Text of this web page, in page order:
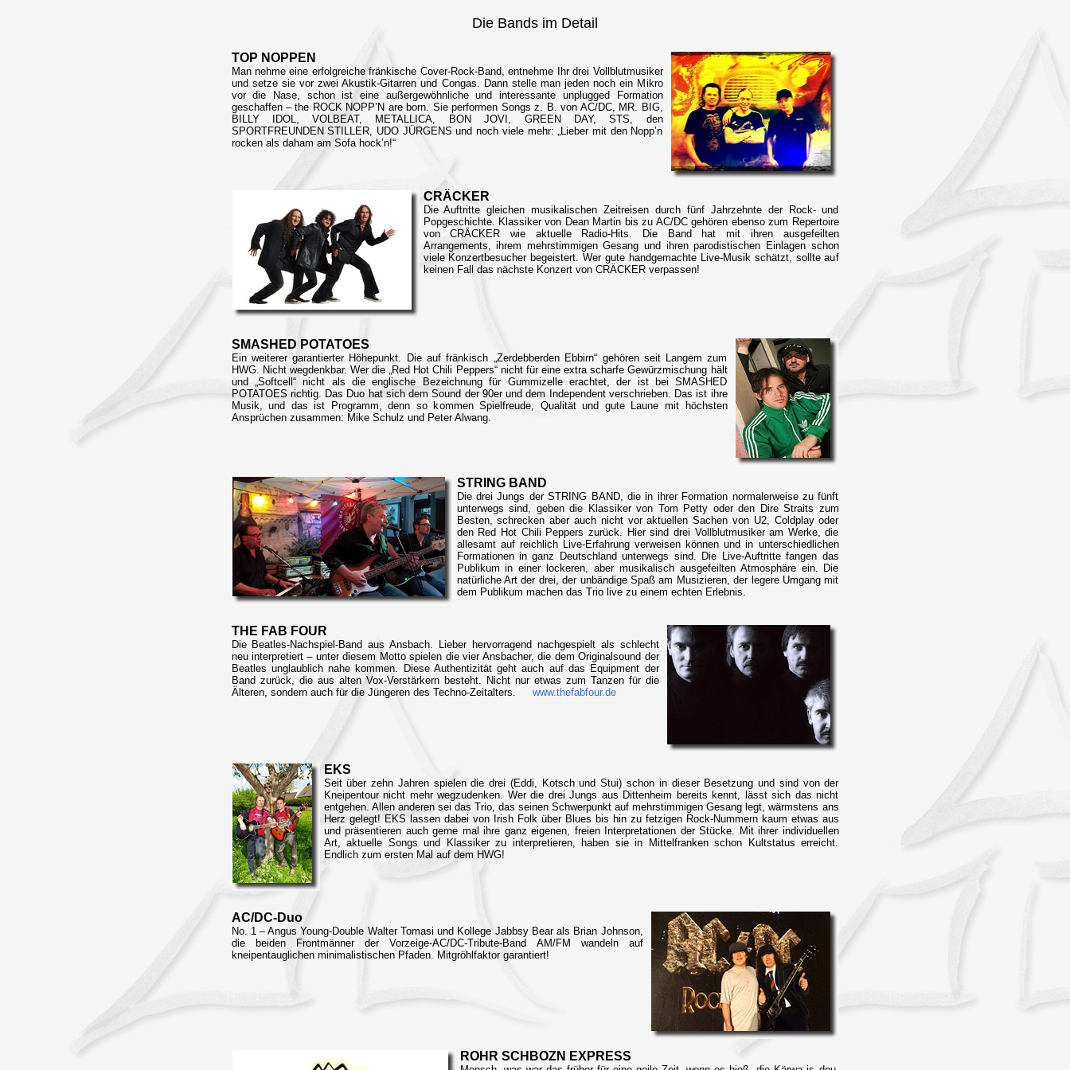
Die Bands im Detail
TOP NOPPEN
Man nehme eine erfolgreiche fränkische Cover-Rock-Band, entnehme Ihr drei Vollblutmusiker
und setze sie vor zwei Akustik-Gitarren und Congas. Dann stelle man jeden noch ein Mikro
vor die Nase, schon ist eine außergewöhnliche und interessante unplugged Formation
geschaffen – the ROCK NOPP’N are born. Sie performen Songs z. B. von AC/DC, MR. BIG,
BILLY IDOL, VOLBEAT, METALLICA, BON JOVI, GREEN DAY, STS, den
SPORTFREUNDEN STILLER, UDO JÜRGENS und noch viele mehr: „Lieber mit den Nopp’n
rocken als daham am Sofa hock’n!“
CRÄCKER
Die Auftritte gleichen musikalischen Zeitreisen durch fünf Jahrzehnte der Rock- und
Popgeschichte. Klassiker von Dean Martin bis zu AC/DC gehören ebenso zum Repertoire
von CRÄCKER wie aktuelle Radio-Hits. Die Band hat mit ihren ausgefeilten
Arrangements, ihrem mehrstimmigen Gesang und ihren parodistischen Einlagen schon
viele Konzertbesucher begeistert. Wer gute handgemachte Live-Musik schätzt, sollte auf
keinen Fall das nächste Konzert von CRÄCKER verpassen!
SMASHED POTATOES
Ein weiterer garantierter Höhepunkt. Die auf fränkisch „Zerdebberden Ebbirn“ gehören seit Langem zum
HWG. Nicht wegdenkbar. Wer die „Red Hot Chili Peppers“ nicht für eine extra scharfe Gewürzmischung hält
und „Softcell“ nicht als die englische Bezeichnung für Gummizelle erachtet, der ist bei SMASHED
POTATOES richtig. Das Duo hat sich dem Sound der 90er und dem Independent verschrieben. Das ist ihre
Musik, und das ist Programm, denn so kommen Spielfreude, Qualität und gute Laune mit höchsten
Ansprüchen zusammen: Mike Schulz und Peter Alwang.
STRING BAND
Die drei Jungs der STRING BAND, die in ihrer Formation normalerweise zu fünft
unterwegs sind, geben die Klassiker von Tom Petty oder den Dire Straits zum
Besten, schrecken aber auch nicht vor aktuellen Sachen von U2, Coldplay oder
den Red Hot Chili Peppers zurück. Hier sind drei Vollblutmusiker am Werke, die
allesamt auf reichlich Live-Erfahrung verweisen können und in unterschiedlichen
Formationen in ganz Deutschland unterwegs sind. Die Live-Auftritte fangen das
Publikum in einer lockeren, aber musikalisch ausgefeilten Atmosphäre ein. Die
natürliche Art der drei, der unbändige Spaß am Musizieren, der legere Umgang mit
dem Publikum machen das Trio live zu einem echten Erlebnis.
THE FAB FOUR
Die Beatles-Nachspiel-Band aus Ansbach. Lieber hervorragend nachgespielt als schlecht
neu interpretiert – unter diesem Motto spielen die vier Ansbacher, die dem Originalsound der
Beatles unglaublich nahe kommen. Diese Authentizität geht auch auf das Equipment der
Band zurück, die aus alten Vox-Verstärkern besteht. Nicht nur etwas zum Tanzen für die
Älteren, sondern auch für die Jüngeren des Techno-Zeitalters. www.thefabfour.de
EKS
Seit über zehn Jahren spielen die drei (Eddi, Kotsch und Stui) schon in dieser Besetzung und sind von der
Kneipentour nicht mehr wegzudenken. Wer die drei Jungs aus Dittenheim bereits kennt, lässt sich das nicht
entgehen. Allen anderen sei das Trio, das seinen Schwerpunkt auf mehrstimmigen Gesang legt, wärmstens ans
Herz gelegt! EKS lassen dabei von Irish Folk über Blues bis hin zu fetzigen Rock-Nummern kaum etwas aus
und präsentieren auch gerne mal ihre ganz eigenen, freien Interpretationen der Stücke. Mit ihrer individuellen
Art, aktuelle Songs und Klassiker zu interpretieren, haben sie in Mittelfranken schon Kultstatus erreicht.
Endlich zum ersten Mal auf dem HWG!
AC/DC-Duo
No. 1 – Angus Young-Double Walter Tomasi und Kollege Jabbsy Bear als Brian Johnson,
die beiden Frontmänner der Vorzeige-AC/DC-Tribute-Band AM/FM wandeln auf
kneipentauglichen minimalistischen Pfaden. Mitgröhlfaktor garantiert!
ROHR SCHBOZN EXPRESS